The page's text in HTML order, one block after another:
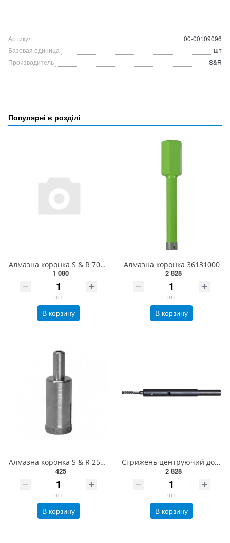
Артикул
00-00109096
Базовая единица
шт
Производитель
S&R
Популярні в розділі
Алмазна коронка S & R 70x67 мм сталь(400070067)
1 080
шт
В корзину
Алмазна коронка 36131000
2 828
шт
В корзину
Алмазна коронка S & R 25x67 мм сталь(400025067)
425
шт
В корзину
Стрижень центруючий до коронок 200мм EHD2000S
2 828
шт
В корзину